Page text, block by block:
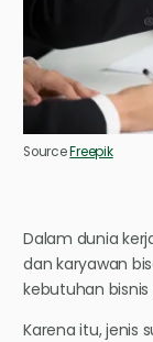
SourceFreepik
Dalam dunia
dan karyawan
kebutuhan
Karena itu, jenis